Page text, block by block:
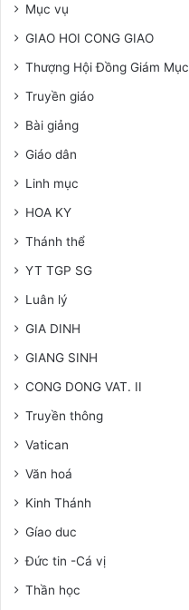
Mục vụ
GIAO HOI CONG GIAO
Thượng Hội Đồng Giám Mục
Truyền giáo
Bài giảng
Giáo dân
Linh mục
HOA KY
Thánh thể
YT TGP SG
Luân lý
GIA DINH
GIANG SINH
CONG DONG VAT. II
Truyền thông
Vatican
Văn hoá
Kinh Thánh
Gíao duc
Đức tin -Cá vị
Thần học